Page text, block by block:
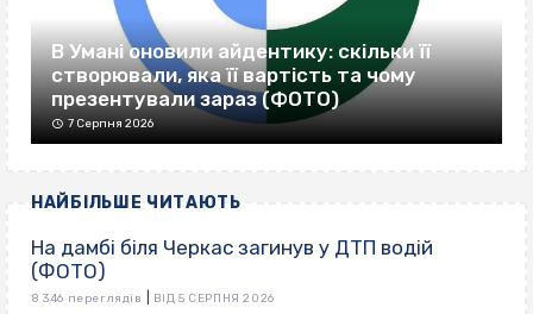
В Умані оновили айдентику: скільки її
створювали, яка її вартість та чому
презентували зараз (ФОТО)
7 Серпня 2026
НАЙБІЛЬШЕ ЧИТАЮТЬ
На дамбі біля Черкас загинув у ДТП водій
(ФОТО)
8 346 переглядів ВІД 5 СЕРПНЯ 2026